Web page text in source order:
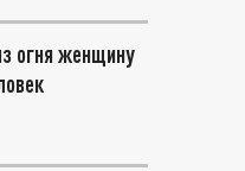
огня женщину